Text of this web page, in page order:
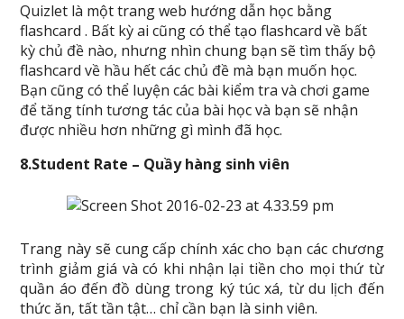
Quizlet là một trang web hướng dẫn học bằng
flashcard . Bất kỳ ai cũng có thể tạo flashcard về bất
kỳ chủ đề nào, nhưng nhìn chung bạn sẽ tìm thấy bộ
flashcard về hầu hết các chủ đề mà bạn muốn học.
Bạn cũng có thể luyện các bài kiểm tra và chơi game
để tăng tính tương tác của bài học và bạn sẽ nhận
được nhiều hơn những gì mình đã học.
8.Student Rate – Quầy hàng sinh viên
Trang này sẽ cung cấp chính xác cho bạn các chương
trình giảm giá và có khi nhận lại tiền cho mọi thứ từ
quần áo đến đồ dùng trong ký túc xá, từ du lịch đến
thức ăn, tất tần tật… chỉ cần bạn là sinh viên.